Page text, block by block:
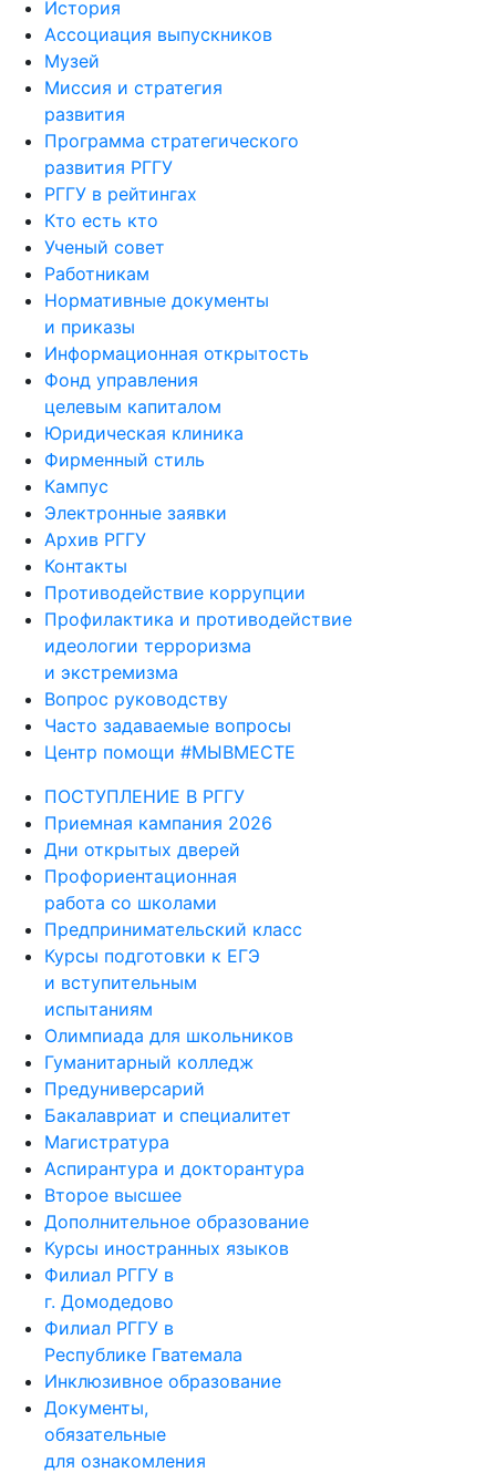
История
Ассоциация выпускников
Музей
Миссия и стратегия
развития
Программа стратегического
развития РГГУ
РГГУ в рейтингах
Кто есть кто
Ученый совет
Работникам
Нормативные документы
и приказы
Информационная открытость
Фонд управления
целевым капиталом
Юридическая клиника
Фирменный стиль
Кампус
Электронные заявки
Архив РГГУ
Контакты
Противодействие коррупции
Профилактика и противодействие
идеологии терроризма
и экстремизма
Вопрос руководству
Часто задаваемые вопросы
Центр помощи #МЫВМЕСТЕ
ПОСТУПЛЕНИЕ В РГГУ
Приемная кампания 2026
Дни открытых дверей
Профориентационная
работа со школами
Предпринимательский класс
Курсы подготовки к ЕГЭ
и вступительным
испытаниям
Олимпиада для школьников
Гуманитарный колледж
Предуниверсарий
Бакалавриат и специалитет
Магистратура
Аспирантура и докторантура
Второе высшее
Дополнительное образование
Курсы иностранных языков
Филиал РГГУ в
г. Домодедово
Филиал РГГУ в
Республике Гватемала
Инклюзивное образование
Документы,
обязательные
для ознакомления